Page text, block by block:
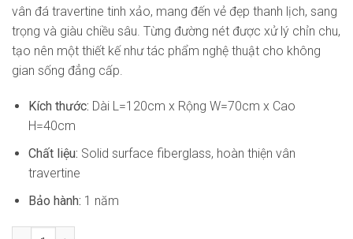
vân đá travertine tinh xảo, mang đến vẻ đẹp thanh lịch, sang
trọng và giàu chiều sâu. Từng đường nét được xử lý chỉn chu,
tạo nên một thiết kế như tác phẩm nghệ thuật cho không
gian sống đẳng cấp.
Kích thước: Dài L=120cm x Rộng W=70cm x Cao
H=40cm
Chất liệu: Solid surface fiberglass, hoàn thiện vân
travertine
Bảo hành: 1 năm
Bàn Trà Sofa Travertine Dons-WT232 số lượng